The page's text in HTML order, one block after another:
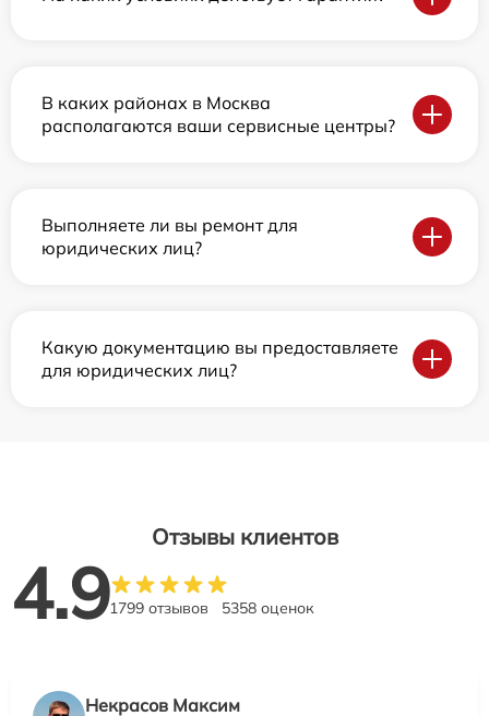
В каких районах в Москва
располагаются ваши сервисные центры?
Выполняете ли вы ремонт для
юридических лиц?
Какую документацию вы предоставляете
для юридических лиц?
Отзывы клиентов
4.91799 отзывов 5358 оценок
Некрасов Максим